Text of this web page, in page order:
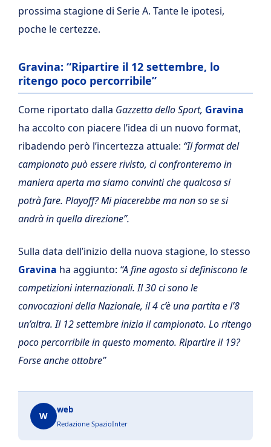
prossima stagione di Serie A. Tante le ipotesi,
poche le certezze.
Gravina: “Ripartire il 12 settembre, lo
ritengo poco percorribile”
Come riportato dalla Gazzetta dello Sport, Gravina
ha accolto con piacere l’idea di un nuovo format,
ribadendo però l’incertezza attuale: “Il format del
campionato può essere rivisto, ci confronteremo in
maniera aperta ma siamo convinti che qualcosa si
potrà fare. Playoff? Mi piacerebbe ma non so se si
andrà in quella direzione”.
Sulla data dell’inizio della nuova stagione, lo stesso
Gravina ha aggiunto: “A fine agosto si definiscono le
competizioni internazionali. Il 30 ci sono le
convocazioni della Nazionale, il 4 c’è una partita e l’8
un’altra. Il 12 settembre inizia il campionato. Lo ritengo
poco percorribile in questo momento. Ripartire il 19?
Forse anche ottobre”
W
web
Redazione SpazioInter